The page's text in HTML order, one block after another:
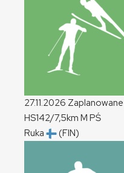
27.11.2026 Zaplanowane
HS142/7,5km M PŚ
Ruka
(FIN)